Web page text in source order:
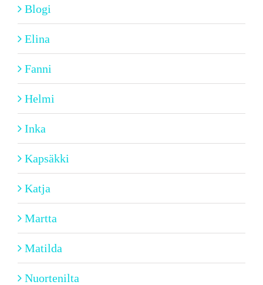
Blogi
Elina
Fanni
Helmi
Inka
Kapsäkki
Katja
Martta
Matilda
Nuortenilta